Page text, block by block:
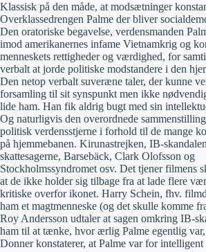
Klassisk på den måde, at modsætninger
Overklassedrengen Palme der bliver
Den oratoriske begavelse, verdensmanden
imod amerikanernes infame Vietnamkrig og
menneskets rettigheder og værdighed, for
verbalt at jorde politiske modstandere i den
Den netop verbalt suveræne taler, der kunne
forsamling til sit synspunkt men ikke
lide ham. Han fik aldrig bugt med sin
Og naturligvis den overordnede
politisk verdensstjerne i forhold til de mange
på hjemmebanen. Kirunastrejken, IB-
skattesagerne, Barsebäck, Clark Olofsson og
Stockholmssyndromet osv. Det tjener filmens
at de ikke holder sig tilbage fra at lade flere
kritiske overfor ikonet. Harry Schein, fhv.
ham et magtmenneske (og det skulle komme
Roy Andersson udtaler at sagen omkring IB-
ham til at tænke, hvor ærlig Palme egentlig
Donner konstaterer, at Palme var for